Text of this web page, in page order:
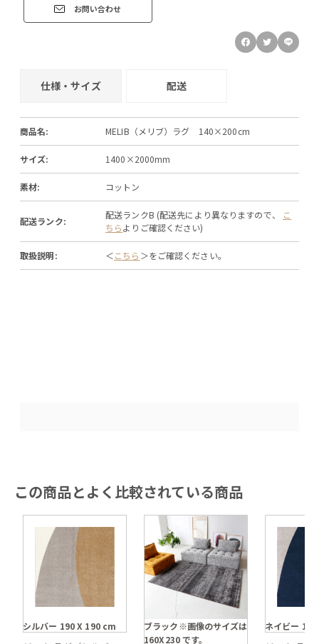
お問い合わせ
仕様・サイズ 配送
商品名: MELIB（メリブ）ラグ 140×200cm
サイズ: 1400×2000mm
素材: コットン
配送ランク:
配送ランクB (配送先により異なりますので、
こ
ちらよりご確認ください)
取扱説明: ＜こちら ＞をご確認ください。
この商品とよく比較されている商品
シルバー 190 X 190 cm
ブラック※画像のサイズは
160X230 です。
ネイビー